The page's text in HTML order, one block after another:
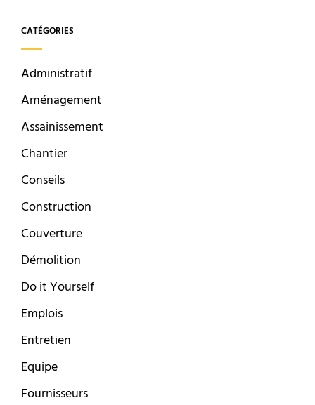
CATÉGORIES
Administratif
Aménagement
Assainissement
Chantier
Conseils
Construction
Couverture
Démolition
Do it Yourself
Emplois
Entretien
Equipe
Fournisseurs